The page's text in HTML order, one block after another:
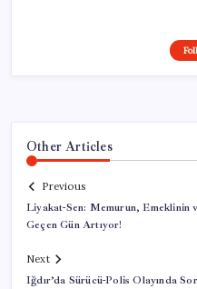
Other Articles
Previous
Liyakat-Sen: Memurun,
Geçen Gün Artıyor!
Next
Iğdır’da Sürücü-Polis Olayında